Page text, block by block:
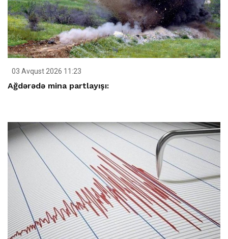
03 Avqust 2026 11:23
Ağdərədə mina partlayışı: